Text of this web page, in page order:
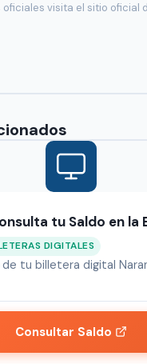
oficiales visita el sitio oficial
tu Saldo en la
DIGITALES
tu billetera digital
Consultar Saldo